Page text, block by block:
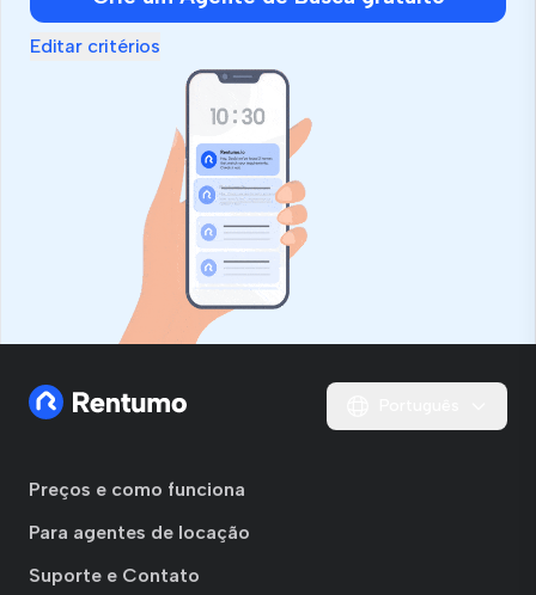
ignore
este
Editar critérios
Preços e como funciona
Para agentes de locação
Suporte e Contato